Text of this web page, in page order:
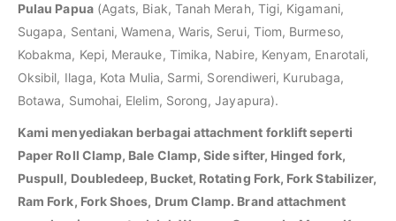
Pulau Papua(Agats, Biak, Tanah Merah, Tigi, Kigamani,
Sugapa, Sentani, Wamena, Waris, Serui, Tiom, Burmeso,
Kobakma, Kepi, Merauke, Timika, Nabire, Kenyam, Enarotali,
Oksibil, Ilaga, Kota Mulia, Sarmi, Sorendiweri, Kurubaga,
Botawa, Sumohai, Elelim, Sorong, Jayapura).
Kami menyediakan berbagai attachment forklift seperti
Paper Roll Clamp, Bale Clamp, Side sifter, Hinged fork,
Puspull, Doubledeep, Bucket, Rotating Fork, Fork Stabilizer,
Ram Fork, Fork Shoes, Drum Clamp. Brand attachment